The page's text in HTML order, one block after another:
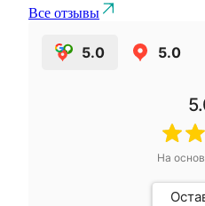
Все отзывы
5.0 5.0
На